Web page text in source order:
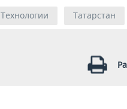
Технологии Татарстан